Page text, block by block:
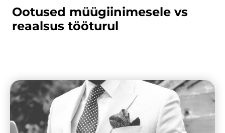
Ootused müügiinimesele vs
reaalsus tööturul